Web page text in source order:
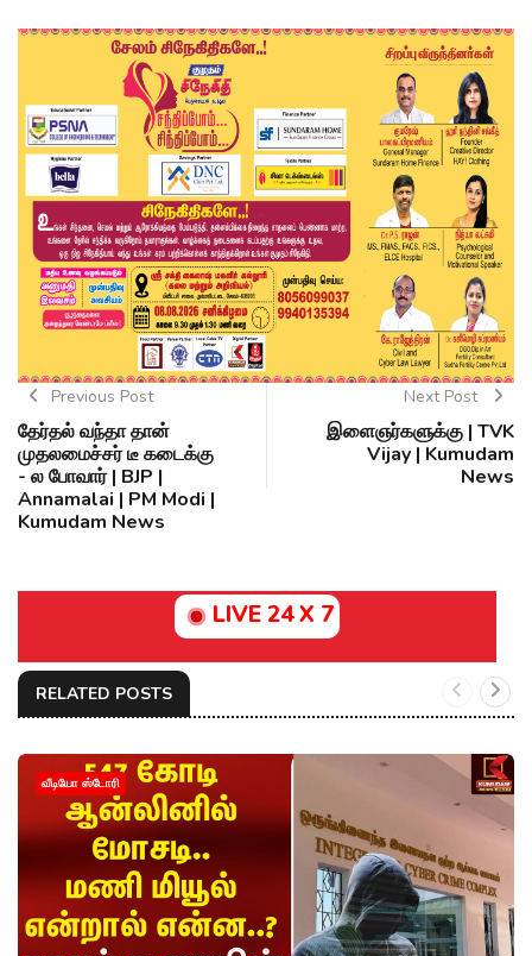
Previous Post
தேர்தல் வந்தா தான்
முதலமைச்சர் டீ கடைக்கு
- ல போவார் | BJP |
Annamalai | PM Modi |
Kumudam News
Next Post
இளைஞர்களுக்கு | TVK
Vijay | Kumudam
News
LIVE 24 X 7
RELATED POSTS
வீடியோ ஸ்டோரி